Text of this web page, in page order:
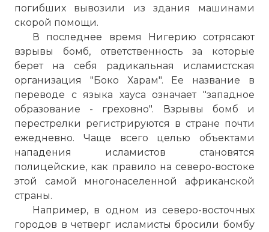
погибших вывозили из здания машинами
скорой помощи.
В последнее время Нигерию сотрясают
взрывы бомб, ответственность за которые
берет на себя радикальная исламистская
организация "Боко Харам". Ее название в
переводе с языка хауса означает "западное
образование - греховно". Взрывы бомб и
перестрелки регистрируются в стране почти
ежедневно. Чаще всего целью объектами
нападения исламистов становятся
полицейские, как правило на северо-востоке
этой самой многонаселенной африканской
страны.
Например, в одном из северо-восточных
городов в четверг исламисты бросили бомбу